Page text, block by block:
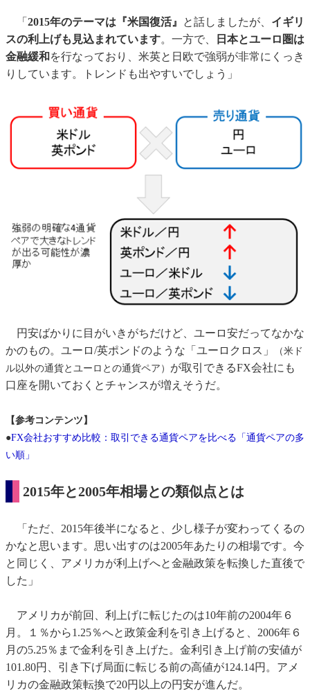
「 2015年のテーマは『米国復活』 と話しましたが、 イギリ
スの利上げも見込まれています。一方で、
日本とユーロ圏は
金融緩和 を行なっており、米英と日欧で強弱が非常にくっき
りしています。トレンドも出やすいでしょう」
円安ばかりに目がいきがちだけど、ユーロ安だってなかな
かのもの。ユーロ/英ポンドのような「ユーロクロス」
（米ド
ル以外の通貨とユーロとの通貨ペア） が取引できるFX会社にも
口座を開いておくとチャンスが増えそうだ。
【参考コンテンツ】
●FX会社おすすめ比較：取引できる通貨ペアを比べる「通貨ペアの多
い順」
2015年と2005年相場との類似点とは
「ただ、2015年後半になると、少し様子が変わってくるの
かなと思います。思い出すのは2005年あたりの相場です。今
と同じく、アメリカが利上げへと金融政策を転換した直後で
した」
アメリカが前回、利上げに転じたのは10年前の2004年６
月。１％から1.25％へと政策金利を引き上げると、2006年６
月の5.25％まで金利を引き上げた。金利引き上げ前の安値が
101.80円、引き下げ局面に転じる前の高値が124.14円。アメ
リカの金融政策転換で20円以上の円安が進んだ。